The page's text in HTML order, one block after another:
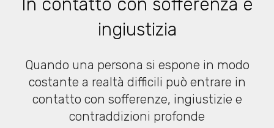
ingiustizia
Quando una persona si espone in modo
costante a realtà difficili può entrare in
contatto con sofferenze, ingiustizie e
contraddizioni profonde